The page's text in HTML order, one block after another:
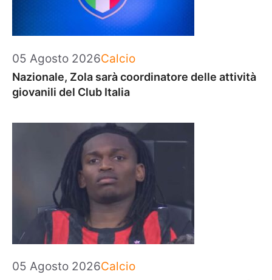
05 Agosto 2026Categorie
Calcio
Nazionale, Zola sarà coordinatore delle attività
giovanili del Club Italia
05 Agosto 2026Categorie
Calcio